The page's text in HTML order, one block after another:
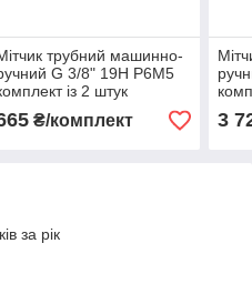
трубний машинно-
G 3/8" 19Н Р6М5
із 2 штук
₴/комплект 3
за рік